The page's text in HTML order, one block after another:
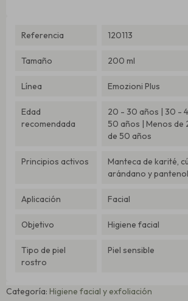
Referencia 120113
Tamaño 200 ml
Línea Emozioni Plus
Edad
recomendada
20 - 30 años | 30 -
50 años | Menos de
de 50 años
Principios activos
Manteca de karité,
arándano y
Aplicación Facial
Objetivo Higiene facial
Tipo de piel
rostro
Piel sensible
Categoría: Higiene facial y exfoliación